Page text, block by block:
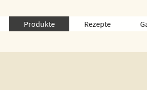
Produkte Rezepte